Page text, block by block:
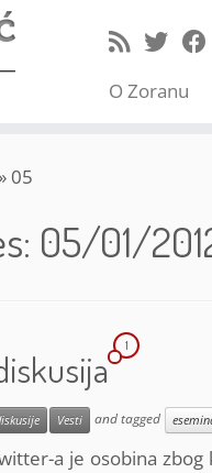
O Zoranu
» 05
05/01/
1
Vesti and tagged
a je osobina